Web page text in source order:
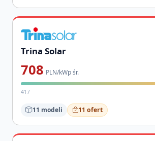
Trina Solar
708 PLN/kWp śr.
417
11 modeli 11 ofert